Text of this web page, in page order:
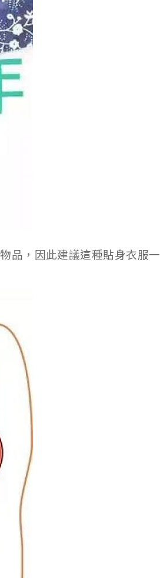
品，因此建議這種貼身衣服一